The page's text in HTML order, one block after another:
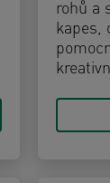
rohů a
kapes,